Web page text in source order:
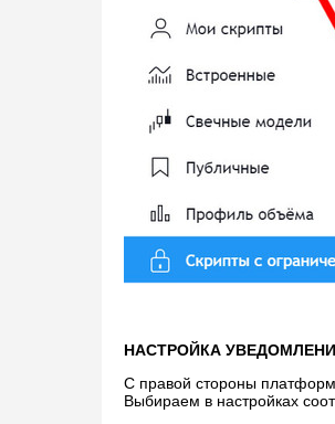
НАСТРОЙКА
С правой стороны
Выбираем в настройках